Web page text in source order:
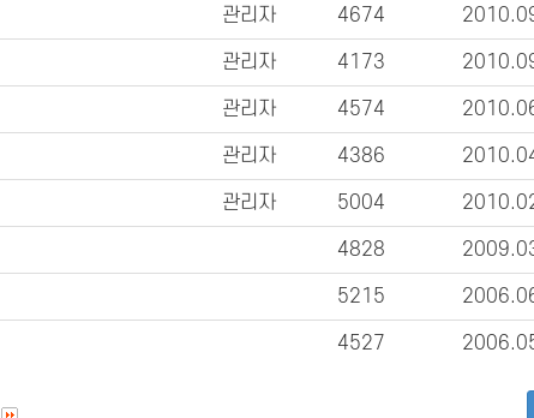
관리자 4674
관리자 4173
관리자 4574
관리자 4386
관리자 5004
4828
5215
4527